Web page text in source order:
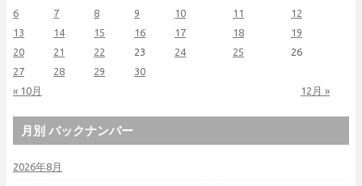
« 10月 12月 »
6
7 8 9 10 11
12
13
14 15 16 17 18
19
20
21 22 23 24 25
26
27
28 29 30
月別 バックナンバー
2026年8月